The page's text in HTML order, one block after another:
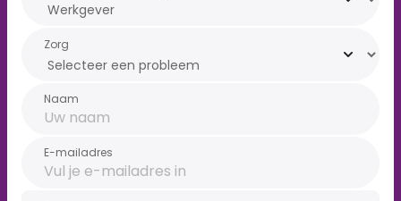
Zorg
Naam
E-mailadres